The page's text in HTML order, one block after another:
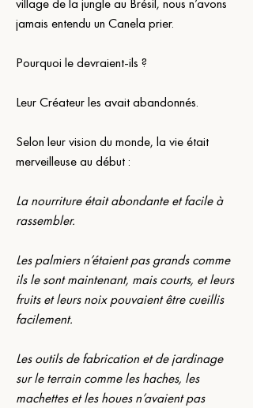
jamais entendu un Canela prier.
Pourquoi le devraient-ils ?
Leur Créateur les avait abandonnés.
Selon leur vision du monde, la vie était
merveilleuse au début :
La nourriture était abondante et facile à
rassembler.
Les palmiers n’étaient pas grands comme
ils le sont maintenant, mais courts, et leurs
fruits et leurs noix pouvaient être cueillis
facilement.
Les outils de fabrication et de jardinage
sur le terrain comme les haches, les
machettes et les houes n’avaient pas